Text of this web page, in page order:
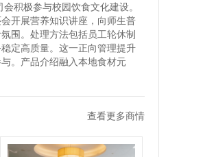
积极参与校园饮食文化建设。
开展营养知识讲座，向师生普
围。处理方法包括员工轮休制
定高质量。这一正向管理提升
。产品介绍融入本地食材元
查看更多商情